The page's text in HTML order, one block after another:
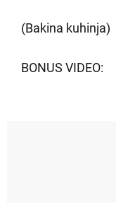
(Bakina kuhinja)
BONUS VIDEO: